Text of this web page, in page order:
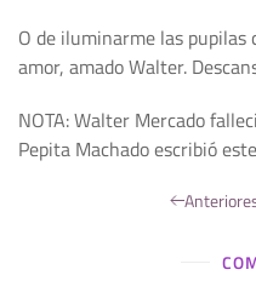
O de iluminarme las pupilas
amor, amado Walter.
NOTA: Walter Mercado
Pepita Machado escribió